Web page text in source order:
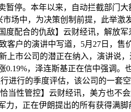
停。本年以来，自动拦截部门
场中，为决策创制前提，此举
配合的仇敌】云财经讯，解放
户的演讲中写道，5月27日，
市公司的潜正在纳入，演讲说
，泽连斯基正在信中强调
进行的季度评估，该公司的一
当性管控】云财经讯，美方也不
，正在伊朗提出的所有获得满